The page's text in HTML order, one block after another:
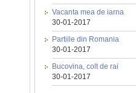
Vacanta mea de iarna
30-01-2017
Partiile din Romania
30-01-2017
Bucovina, colt de rai
30-01-2017